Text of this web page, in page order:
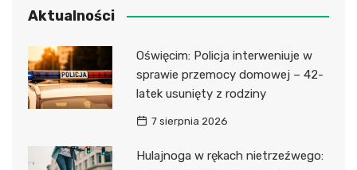
Aktualności
Oświęcim: Policja interweniuje w
sprawie przemocy domowej – 42-
latek usunięty z rodziny
7 sierpnia 2026
Hulajnoga w rękach nietrzeźwego: